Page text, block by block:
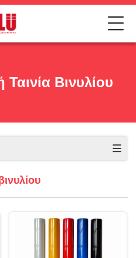
Βινυλίου